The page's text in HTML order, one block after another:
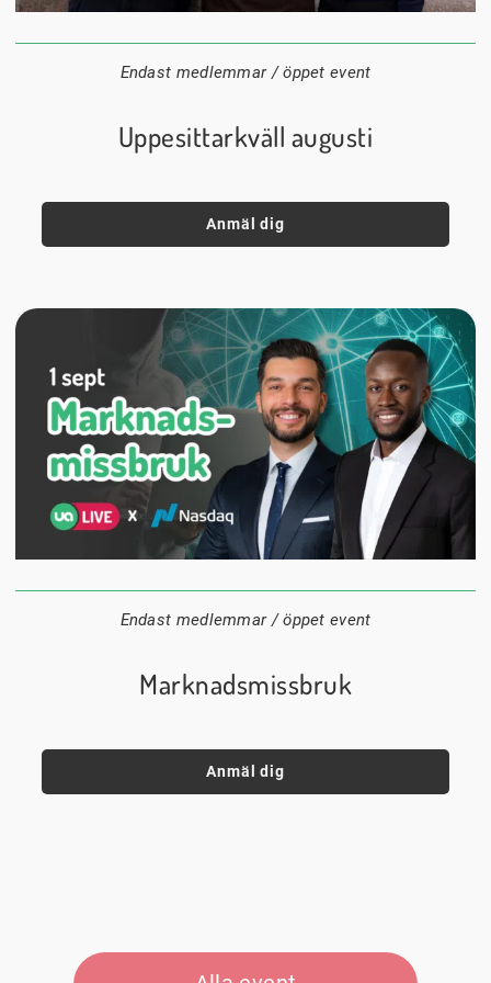
Endast medlemmar / öppet event
Uppesittarkväll augusti
Anmäl dig
1 september
18:00
Digitalt
Endast medlemmar / öppet event
Marknadsmissbruk
Anmäl dig